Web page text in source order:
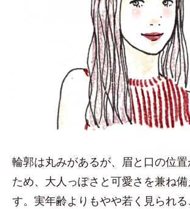
輪郭は丸みがあるが、眉と口の位
ため、大人っぽさと可愛さを兼ね
す。実年齢よりもやや若く見られる